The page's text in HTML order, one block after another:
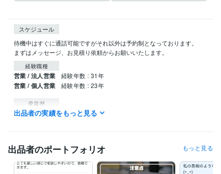
スケジュール
待機中はすぐに通話可能ですがそれ以外は予約制となっております。
まずはメッセージ、お見積り依頼からお願いいたします。
経験職種
営業 / 法人営業 経験年数 : 31年
営業 / 個人営業 経験年数 : 23年
受賞歴
ココナラ　プラチナランク獲得
互助会の新規獲得件数　月間全国第
メンタル心理カウンセラー 取得年 : 2020年
プログラミング言語・フレームワーク
出品者の実績をもっと見る
出品者のポートフォリオ もっと見る